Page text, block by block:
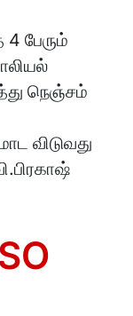
பேரும்
நெஞ்சம்
விடுவது